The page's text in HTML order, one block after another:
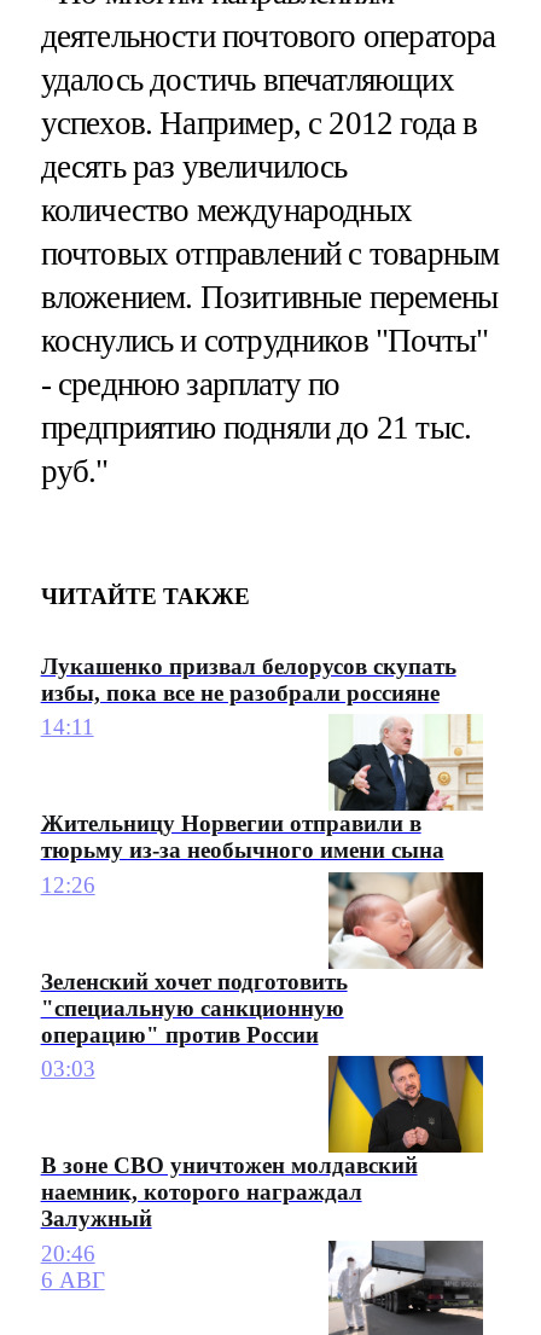
деятельности почтового оператора
удалось достичь впечатляющих
успехов. Например, с 2012 года в
десять раз увеличилось
количество международных
почтовых отправлений с товарным
вложением. Позитивные перемены
коснулись и сотрудников "Почты"
- среднюю зарплату по
предприятию подняли до 21 тыс.
руб."
ЧИТАЙТЕ ТАКЖЕ
Лукашенко призвал белорусов скупать
избы, пока все не разобрали россияне
14:11
Жительницу Норвегии отправили в
тюрьму из-за необычного имени сына
12:26
Зеленский хочет подготовить
"специальную санкционную
операцию" против России
03:03
В зоне СВО уничтожен молдавский
наемник, которого награждал
Залужный
20:46
6 АВГ